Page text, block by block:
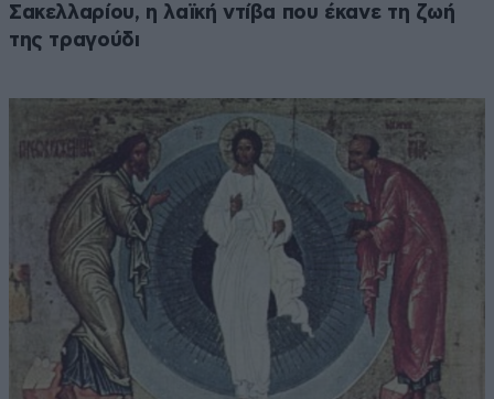
Σακελλαρίου, η λαϊκή ντίβα που έκανε τη ζωή
της τραγούδι